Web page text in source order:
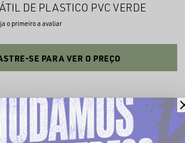
DE PLASTICO PVC VERDE
o primeiro a avaliar
SE PARA VER O PREÇO
INDISPONÍVEL
que te avisaremos quando estiver disponível: